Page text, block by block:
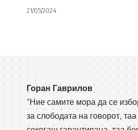
21/05/2024
Горан Гаврилов
“Ние самите мора да се
за слободата на говорот,